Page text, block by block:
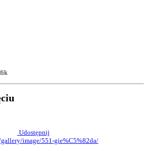
Udostępnij
image/551-gie%C5%82da/